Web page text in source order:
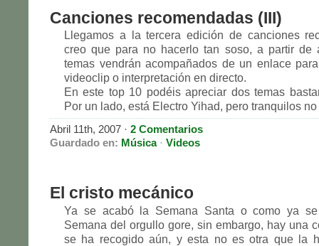
Canciones recomendadas (III)
Llegamos a la tercera edición de canciones
creo que para no hacerlo tan soso, a partir de
temas vendrán acompañados de un enlace
videoclip o interpretación en directo.
En este top 10 podéis apreciar dos temas
Por un lado, está Electro Yihad, pero tranquilos
Abril 11th, 2007 · 2 Comentarios
Guardado en: Música· Videos
El cristo mecánico
Ya se acabó la Semana Santa o como ya
Semana del orgullo gore, sin embargo, hay una
se ha recogido aún, y esta no es otra que la